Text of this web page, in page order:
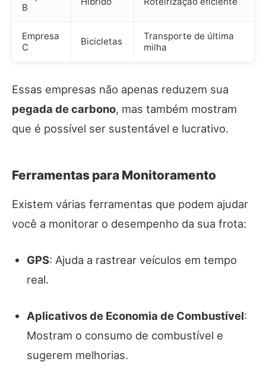
B
Empresa
C
Bicicletas
Transporte de última
milha
Essas empresas não apenas reduzem sua
pegada de carbono, mas também mostram
que é possível ser sustentável e lucrativo.
Ferramentas para Monitoramento
Existem várias ferramentas que podem ajudar
você a monitorar o desempenho da sua frota:
GPS: Ajuda a rastrear veículos em tempo
real.
Aplicativos de Economia de Combustível:
Mostram o consumo de combustível e
sugerem melhorias.